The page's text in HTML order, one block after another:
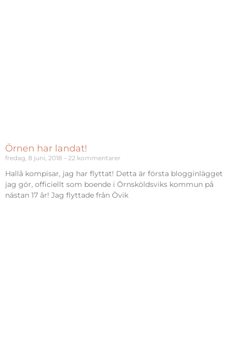
Örnen har landat!
fredag, 8 juni, 2018 22 kommentarer
Hallå kompisar, jag har flyttat! Detta är första blogginlägget
jag gör, officiellt som boende i Örnsköldsviks kommun på
nästan 17 år! Jag flyttade från Övik